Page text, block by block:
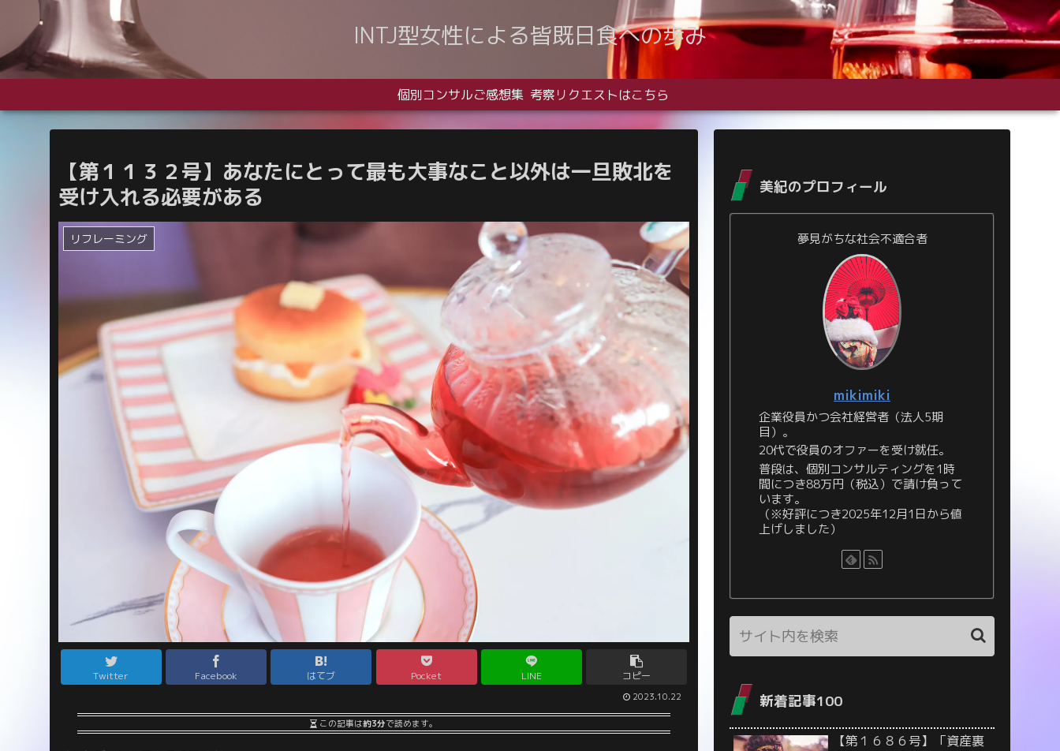
INTJ型女性による皆既日食への歩み
個別コンサルご感想集 考察リクエストはこちら
【第１１３２号】あなたにとって最も大事なこと以外は一旦敗北を
受け入れる必要がある
リフレーミング
Twitter Facebook はてブ Pocket LINE コピー
2023.10.22
この記事は約3分で読めます。
美紀のプロフィール
夢見がちな社会不適合者
mikimiki
企業役員かつ会社経営者（法人5期
目）。
20代で役員のオファーを受け就任。
普段は、個別コンサルティングを1時
間につき88万円（税込）で請け負って
います。
（※好評につき2025年12月1日から値
上げしました）
新着記事100
【第１６８６号】「資産裏